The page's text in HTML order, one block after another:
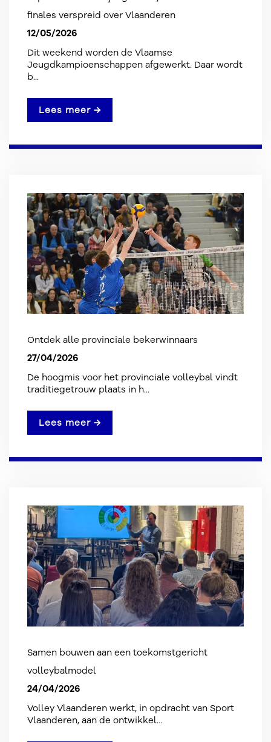
finales verspreid over Vlaanderen
12/05/2026
Dit weekend worden de Vlaamse
Jeugdkampioenschappen afgewerkt. Daar wordt
b...
Lees meer →
Ontdek alle provinciale bekerwinnaars
27/04/2026
De hoogmis voor het provinciale volleybal vindt
traditiegetrouw plaats in h...
Lees meer →
Samen bouwen aan een toekomstgericht
volleybalmodel
24/04/2026
Volley Vlaanderen werkt, in opdracht van Sport
Vlaanderen, aan de ontwikkel...